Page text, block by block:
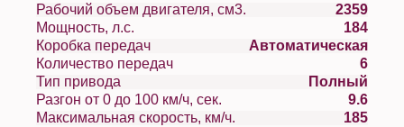
Рабочий объем двигателя, см3.
2359
Мощность, л.с.
184
Коробка передач
Автоматическая
Количество передач
6
Тип привода
Полный
Разгон от 0 до 100 км/ч, сек.
9.6
Максимальная скорость, км/ч.
185